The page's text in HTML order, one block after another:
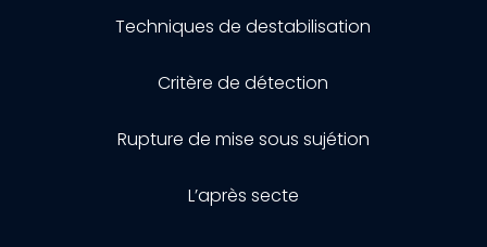
Techniques de destabilisation
Critère de détection
Rupture de mise sous sujétion
L’après secte